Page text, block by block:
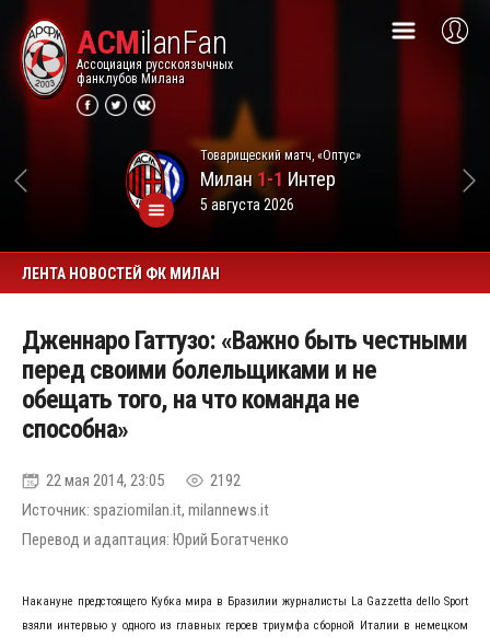
ACMilanFan
Ассоциация русскоязычных
фанклубов Милана
Товарищеский матч, «Оптус»
Милан1-1 Интер
5 августа 2026
ЛЕНТА НОВОСТЕЙ ФК МИЛАН
Дженнаро Гаттузо: «Важно быть честными
перед своими болельщиками и не
обещать того, на что команда не
способна»
22 мая 2014, 23:05
2192
Источник: spaziomilan.it, milannews.it
Перевод и адаптация: Юрий Богатченко
Накануне предстоящего Кубка мира в Бразилии журналисты La Gazzetta dello Sport
взяли интервью у одного из главных героев триумфа сборной Италии в немецком